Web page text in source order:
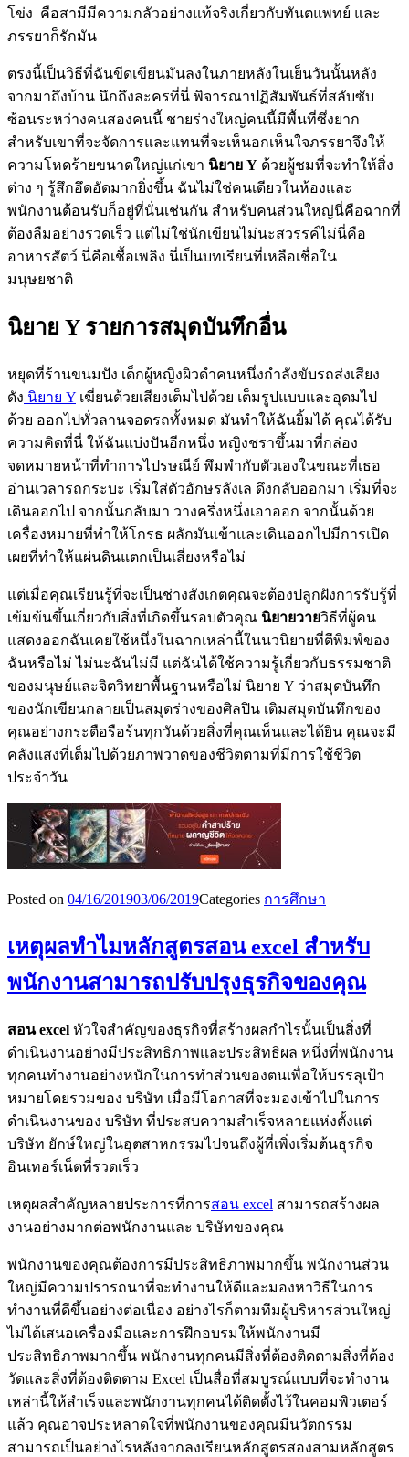
โข่ง คือสามีมีความกลัวอย่างแท้จริงเกี่ยวกับทันตแพทย์ และ
ภรรยาก็รักมัน
ตรงนี้เป็นวิธีที่ฉันขีดเขียนมันลงในภายหลังในเย็นวันนั้นหลัง
จากมาถึงบ้าน นึกถึงละครที่นี่ พิจารณาปฏิสัมพันธ์ที่สลับซับ
ซ้อนระหว่างคนสองคนนี้ ชายร่างใหญ่คนนี้มีพื้นที่ซึ่งยาก
สำหรับเขาที่จะจัดการและแทนที่จะเห็นอกเห็นใจภรรยาจึงให้
ความโหดร้ายขนาดใหญ่แก่เขา นิยาย Y ด้วยผู้ชมที่จะทำให้สิ่ง
ต่าง ๆ รู้สึกอึดอัดมากยิ่งขึ้น ฉันไม่ใช่คนเดียวในห้องและ
พนักงานต้อนรับก็อยู่ที่นั่นเช่นกัน สำหรับคนส่วนใหญ่นี่คือฉากที่
ต้องลืมอย่างรวดเร็ว แต่ไม่ใช่นักเขียนไม่นะสวรรค์ไม่นี่คือ
อาหารสัตว์ นี่คือเชื้อเพลิง นี่เป็นบทเรียนที่เหลือเชื่อใน
มนุษยชาติ
นิยาย Y รายการสมุดบันทึกอื่น
หยุดที่ร้านขนมปัง เด็กผู้หญิงผิวดำคนหนึ่งกำลังขับรถส่งเสียง
ดัง นิยาย Y เฆี่ยนด้วยเสียงเต็มไปด้วย เต็มรูปแบบและอุดมไป
ด้วย ออกไปทั่วลานจอดรถทั้งหมด มันทำให้ฉันยิ้มได้ คุณได้รับ
ความคิดที่นี่ ให้ฉันแบ่งปันอีกหนึ่ง หญิงชราขึ้นมาที่กล่อง
จดหมายหน้าที่ทำการไปรษณีย์ พึมพำกับตัวเองในขณะที่เธอ
อ่านเวลารถกระบะ เริ่มใส่ตัวอักษรลังเล ดึงกลับออกมา เริ่มที่จะ
เดินออกไป จากนั้นกลับมา วางครึ่งหนึ่งเอาออก จากนั้นด้วย
เครื่องหมายที่ทำให้โกรธ ผลักมันเข้าและเดินออกไปมีการเปิด
เผยที่ทำให้แผ่นดินแตกเป็นเสี่ยงหรือไม่
แต่เมื่อคุณเรียนรู้ที่จะเป็นช่างสังเกตคุณจะต้องปลูกฝังการรับรู้ที่
เข้มข้นขึ้นเกี่ยวกับสิ่งที่เกิดขึ้นรอบตัวคุณ นิยายวายวิธีที่ผู้คน
แสดงออกฉันเคยใช้หนึ่งในฉากเหล่านี้ในนวนิยายที่ตีพิมพ์ของ
ฉันหรือไม่ ไม่นะฉันไม่มี แต่ฉันได้ใช้ความรู้เกี่ยวกับธรรมชาติ
ของมนุษย์และจิตวิทยาพื้นฐานหรือไม่ นิยาย Y ว่าสมุดบันทึก
ของนักเขียนกลายเป็นสมุดร่างของศิลปิน เติมสมุดบันทึกของ
คุณอย่างกระตือรือร้นทุกวันด้วยสิ่งที่คุณเห็นและได้ยิน คุณจะมี
คลังแสงที่เต็มไปด้วยภาพวาดของชีวิตตามที่มีการใช้ชีวิต
ประจำวัน
Posted on 04/16/201903/06/2019Categories การศึกษา
เหตุผลทำไมหลักสูตรสอน excel สำหรับ
พนักงานสามารถปรับปรุงธุรกิจของคุณ
สอนexcel หัวใจสำคัญของธุรกิจที่สร้างผลกำไรนั้นเป็นสิ่งที่
ดำเนินงานอย่างมีประสิทธิภาพและประสิทธิผล หนึ่งที่พนักงาน
ทุกคนทำงานอย่างหนักในการทำส่วนของตนเพื่อให้บรรลุเป้า
หมายโดยรวมของ บริษัท เมื่อมีโอกาสที่จะมองเข้าไปในการ
ดำเนินงานของ บริษัท ที่ประสบความสำเร็จหลายแห่งตั้งแต่
บริษัท ยักษ์ใหญ่ในอุตสาหกรรมไปจนถึงผู้ที่เพิ่งเริ่มต้นธุรกิจ
อินเทอร์เน็ตที่รวดเร็ว
เหตุผลสำคัญหลายประการที่การสอน excel สามารถสร้างผล
งานอย่างมากต่อพนักงานและ บริษัทของคุณ
พนักงานของคุณต้องการมีประสิทธิภาพมากขึ้น พนักงานส่วน
ใหญ่มีความปรารถนาที่จะทำงานให้ดีและมองหาวิธีในการ
ทำงานที่ดีขึ้นอย่างต่อเนื่อง อย่างไรก็ตามทีมผู้บริหารส่วนใหญ่
ไม่ได้เสนอเครื่องมือและการฝึกอบรมให้พนักงานมี
ประสิทธิภาพมากขึ้น พนักงานทุกคนมีสิ่งที่ต้องติดตามสิ่งที่ต้อง
วัดและสิ่งที่ต้องติดตาม Excel เป็นสื่อที่สมบูรณ์แบบที่จะทำงาน
เหล่านี้ให้สำเร็จและพนักงานทุกคนได้ติดตั้งไว้ในคอมพิวเตอร์
แล้ว คุณอาจประหลาดใจที่พนักงานของคุณมีนวัตกรรม
สามารถเป็นอย่างไรหลังจากลงเรียนหลักสูตรสองสามหลักสูตร